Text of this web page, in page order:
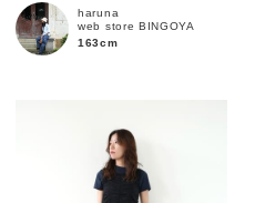
haruna
web store BINGOYA
163cm